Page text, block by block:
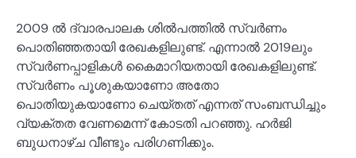
2009 ൽ ദ്വാരപാലക ശിൽപത്തിൽ സ്വർണം
പൊതിഞ്ഞതായി രേഖകളിലുണ്ട്. എന്നാൽ 2019ലും
സ്വർണപ്പാളികൾ കൈമാറിയതായി രേഖകളിലുണ്ട്.
സ്വർണം പൂശുകയാണോ അതോ
പൊതിയുകയാണോ ചെയ്തത് എന്നത് സംബന്ധിച്ചും
വ്യക്തത വേണമെന്ന് കോടതി പറഞ്ഞു. ഹർജി
ബുധനാഴ്ച വീണ്ടും പരിഗണിക്കും.